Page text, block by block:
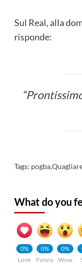
Sul Real, alla
risponde:
Tags: pogba,
What do you
0%
Love
0%
Funny
0%
Wow